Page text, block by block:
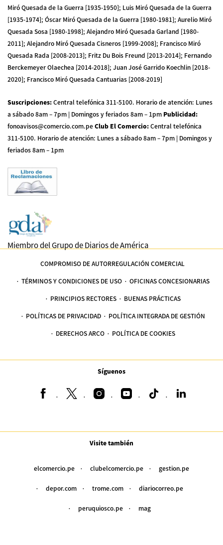
Miró Quesada de la Guerra [1935-1950]; Luis Miró Quesada de la Guerra
[1935-1974]; Óscar Miró Quesada de la Guerra [1980-1981]; Aurelio Miró
Quesada Sosa [1980-1998]; Alejandro Miró Quesada Garland [1980-
2011]; Alejandro Miró Quesada Cisneros [1999-2008]; Francisco Miró
Quesada Rada [2008-2013]; Fritz Du Bois Freund [2013-2014]; Fernando
Berckemeyer Olaechea [2014-2018]; Juan José Garrido Koechlin [2018-
2020]; Francisco Miró Quesada Cantuarias [2008-2019]
Suscripciones:Central telefónica 311-5100. Horario de atención: Lunes
a sábado 8am – 7pm | Domingos y feriados 8am – 1pm Publicidad:
fonoavisos@comercio.com.peClub El Comercio:Central telefónica
311-5100. Horario de atención: Lunes a sábado 8am – 7pm | Domingos y
feriados 8am – 1pm
Miembro del Grupo de Diarios de América
COMPROMISO DE AUTORREGULACIÓN COMERCIAL
TÉRMINOS Y CONDICIONES DE USO OFICINAS CONCESIONARIAS
PRINCIPIOS RECTORES BUENAS PRÁCTICAS
POLÍTICAS DE PRIVACIDAD POLÍTICA INTEGRADA DE GESTIÓN
DERECHOS ARCO POLÍTICA DE COOKIES
Síguenos
Visite también
elcomercio.pe clubelcomercio.pe gestion.pe
depor.com trome.com diariocorreo.pe
peruquiosco.pe mag